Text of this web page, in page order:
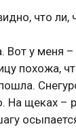
что ли,
Вот у меня
похожа,
На щеках –